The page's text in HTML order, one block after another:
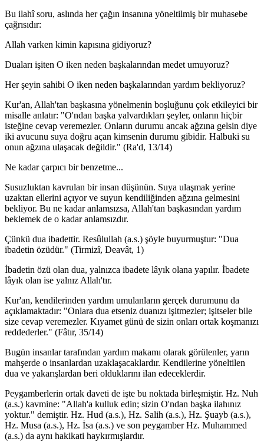
Bu ilahî soru, aslında her çağın insanına yöneltilmiş bir muhasebe
çağrısıdır:
Allah varken kimin kapısına gidiyoruz?
Duaları işiten O iken neden başkalarından medet umuyoruz?
Her şeyin sahibi O iken neden başkalarından yardım bekliyoruz?
Kur'an, Allah'tan başkasına yönelmenin boşluğunu çok etkileyici bir
misalle anlatır: "O'ndan başka yalvardıkları şeyler, onların hiçbir
isteğine cevap veremezler. Onların durumu ancak ağzına gelsin diye
iki avucunu suya doğru açan kimsenin durumu gibidir. Halbuki su
onun ağzına ulaşacak değildir." (Ra'd, 13/14)
Ne kadar çarpıcı bir benzetme...
Susuzluktan kavrulan bir insan düşünün. Suya ulaşmak yerine
uzaktan ellerini açıyor ve suyun kendiliğinden ağzına gelmesini
bekliyor. Bu ne kadar anlamsızsa, Allah'tan başkasından yardım
beklemek de o kadar anlamsızdır.
Çünkü dua ibadettir. Resûlullah (a.s.) şöyle buyurmuştur: "Dua
ibadetin özüdür." (Tirmizî, Deavât, 1)
İbadetin özü olan dua, yalnızca ibadete lâyık olana yapılır. İbadete
lâyık olan ise yalnız Allah'tır.
Kur'an, kendilerinden yardım umulanların gerçek durumunu da
açıklamaktadır: "Onlara dua etseniz duanızı işitmezler; işitseler bile
size cevap veremezler. Kıyamet günü de sizin onları ortak koşmanızı
reddederler." (Fâtır, 35/14)
Bugün insanlar tarafından yardım makamı olarak görülenler, yarın
mahşerde o insanlardan uzaklaşacaklardır. Kendilerine yöneltilen
dua ve yakarışlardan beri olduklarını ilan edeceklerdir.
Peygamberlerin ortak daveti de işte bu noktada birleşmiştir. Hz. Nuh
(a.s.) kavmine: "Allah'a kulluk edin; sizin O'ndan başka ilahınız
yoktur." demiştir. Hz. Hud (a.s.), Hz. Salih (a.s.), Hz. Şuayb (a.s.),
Hz. Musa (a.s.), Hz. İsa (a.s.) ve son peygamber Hz. Muhammed
(a.s.) da aynı hakikati haykırmışlardır.